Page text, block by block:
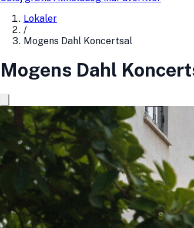
Lokaler
/
Mogens Dahl Koncertsal
Mogens Dahl